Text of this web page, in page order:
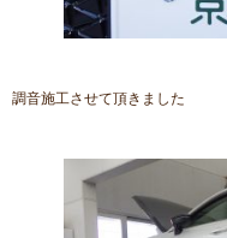
調音施工させて頂きました